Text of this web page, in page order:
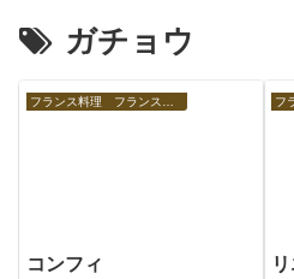
ガチョウ
コンフィ